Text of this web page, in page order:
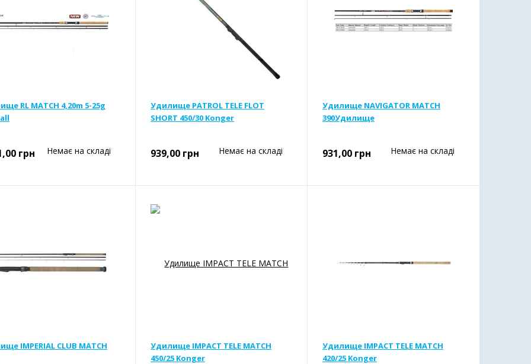
RL MATCH 4,20m 5-25g
грн Немає на складі
Удилище PATROL TELE FLOT
SHORT 450/30 Konger
939,00 грн Немає на складі
Удилище NAVIGATOR MATCH
390Удилище
931,00 грн Немає на складі
IMPERIAL CLUB MATCH
Удилище IMPACT TELE MATCH
450/25 Konger
Удилище IMPACT TELE MATCH
420/25 Konger